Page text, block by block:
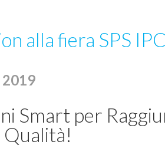
alla fiera SPS
2019
Smart per